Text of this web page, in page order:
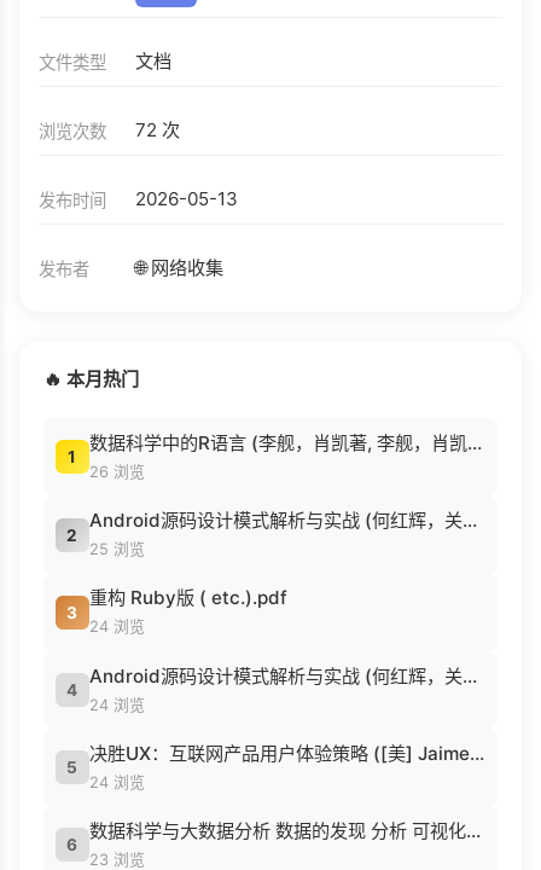
文件类型 文档
浏览次数 72 次
发布时间 2026-05-13
发布者 🌐 网络收集
🔥 本月热门
1
数据科学中的R语言 (李舰，肖凯著, 李舰，肖凯著；吴喜之审校, Pdg2Pic).pdf
26 浏览
2
Android源码设计模式解析与实战 (何红辉，关爱民著, 何红辉, 关爱民著, 何红辉, 关爱民).pdf
25 浏览
3
重构 Ruby版 ( etc.).pdf
24 浏览
4
Android源码设计模式解析与实战 (何红辉，关爱民著, 何红辉, 关爱民著, 何红辉, 关爱民).pdf
24 浏览
5
决胜UX：互联网产品用户体验策略 ([美] Jaime Levy [[美] Jaime Levy]).epub
24 浏览
6
数据科学与大数据分析 数据的发现 分析 可视化与表示 ( etc.).epub
23 浏览